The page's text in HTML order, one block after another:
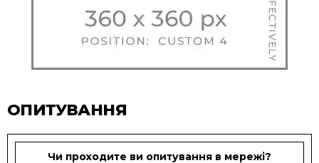
ОПИТУВАННЯ
Чи проходите ви опитування в мережі?